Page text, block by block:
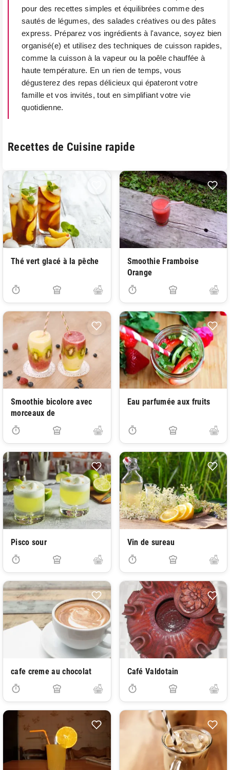
pour des recettes simples et équilibrées comme des
sautés de légumes, des salades créatives ou des pâtes
express. Préparez vos ingrédients à l'avance, soyez bien
organisé(e) et utilisez des techniques de cuisson rapides,
comme la cuisson à la vapeur ou la poêle chauffée à
haute température. En un rien de temps, vous
dégusterez des repas délicieux qui épateront votre
famille et vos invités, tout en simplifiant votre vie
quotidienne.
Recettes de Cuisine rapide
Thé vert glacé à la pêche
Smoothie Framboise
Orange
Smoothie bicolore avec
morceaux de
Eau parfumée aux fruits
Pisco sour Vin de sureau
cafe creme au chocolat Café Valdotain